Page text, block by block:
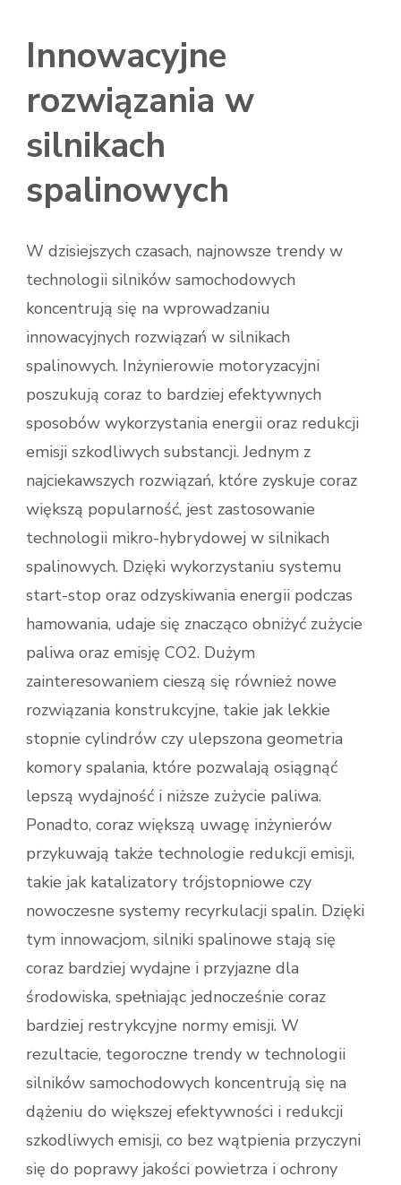
Innowacyjne
rozwiązania w
silnikach
spalinowych
W dzisiejszych czasach, najnowsze trendy w
technologii silników samochodowych
koncentrują się na wprowadzaniu
innowacyjnych rozwiązań w silnikach
spalinowych. Inżynierowie motoryzacyjni
poszukują coraz to bardziej efektywnych
sposobów wykorzystania energii oraz redukcji
emisji szkodliwych substancji. Jednym z
najciekawszych rozwiązań, które zyskuje coraz
większą popularność, jest zastosowanie
technologii mikro-hybrydowej w silnikach
spalinowych. Dzięki wykorzystaniu systemu
start-stop oraz odzyskiwania energii podczas
hamowania, udaje się znacząco obniżyć zużycie
paliwa oraz emisję CO2. Dużym
zainteresowaniem cieszą się również nowe
rozwiązania konstrukcyjne, takie jak lekkie
stopnie cylindrów czy ulepszona geometria
komory spalania, które pozwalają osiągnąć
lepszą wydajność i niższe zużycie paliwa.
Ponadto, coraz większą uwagę inżynierów
przykuwają także technologie redukcji emisji,
takie jak katalizatory trójstopniowe czy
nowoczesne systemy recyrkulacji spalin. Dzięki
tym innowacjom, silniki spalinowe stają się
coraz bardziej wydajne i przyjazne dla
środowiska, spełniając jednocześnie coraz
bardziej restrykcyjne normy emisji. W
rezultacie, tegoroczne trendy w technologii
silników samochodowych koncentrują się na
dążeniu do większej efektywności i redukcji
szkodliwych emisji, co bez wątpienia przyczyni
się do poprawy jakości powietrza i ochrony